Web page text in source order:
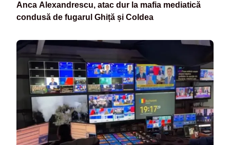
Anca Alexandrescu, atac dur la mafia mediatică
condusă de fugarul Ghiță și Coldea